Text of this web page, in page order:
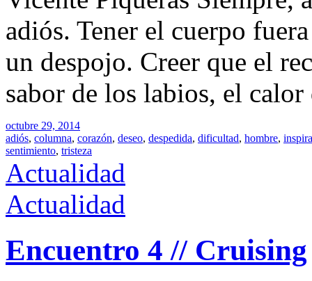
adiós. Tener el cuerpo
un despojo. Creer que el
sabor de los labios, el
octubre 29, 2014
adiós, columna, corazón, deseo, despedida, dificultad, hombre,
sentimiento, tristeza
Actualidad
Actualidad
Encuentro 4 // Cruising